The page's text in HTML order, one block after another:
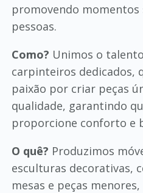
promovendo
pessoas.
Como? Unimos o
carpinteiros dedicados,
paixão por criar peças
qualidade, garantindo
proporcione conforto e
O quê? Produzimos
esculturas decorativas,
mesas e peças